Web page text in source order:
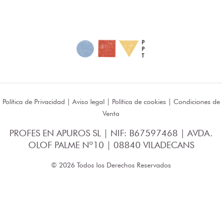
Política de Privacidad | Aviso legal| Política de cookies | Condiciones de
Venta
PROFES EN APUROS SL | NIF: B67597468 | AVDA.
OLOF PALME Nº10 | 08840 VILADECANS
© 2026 Todos los Derechos Reservados